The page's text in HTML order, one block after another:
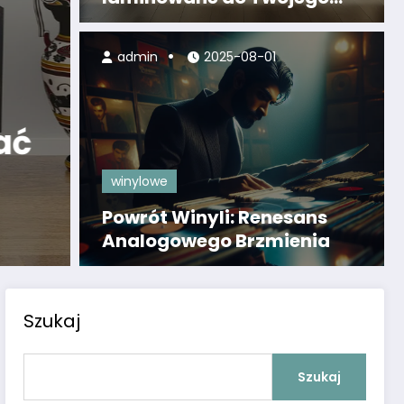
2026
do domu
Bez kategorii
— jak
domu
Dowiedz się
domu
winylowe
Powrót Winyli: Renesans
Analogowego Brzmienia
admin 2025-08-01
Szukaj
Szukaj